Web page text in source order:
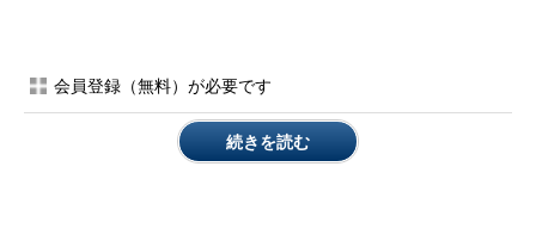
儀なくされることもあります。レジストリエディタの操作は慎
重に行うとともに、あくまで御自分のリスクで設定を行ってく
ださい。何らかの障害が発生した場合でも、本Windows
Server Insider編集部では責任を負いかねます。ご了承くださ
会員登録（無料）が必要です
続きを読む